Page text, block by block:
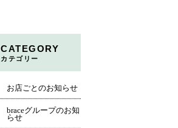
CATEGORY
カテゴリー
お店ごとのお知らせ
braceグループのお知
らせ